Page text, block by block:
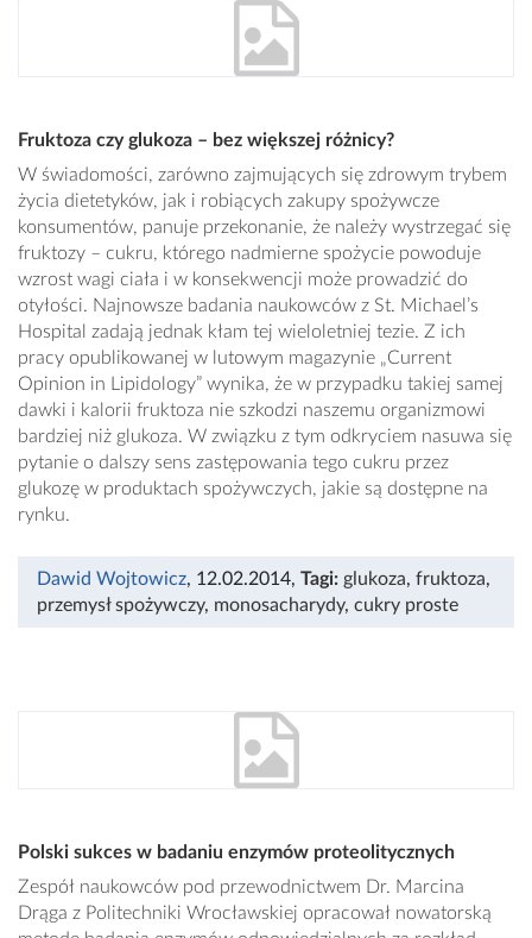
Fruktoza czy glukoza – bez większej różnicy?
W świadomości, zarówno zajmujących się zdrowym trybem
życia dietetyków, jak i robiących zakupy spożywcze
konsumentów, panuje przekonanie, że należy wystrzegać się
fruktozy – cukru, którego nadmierne spożycie powoduje
wzrost wagi ciała i w konsekwencji może prowadzić do
otyłości. Najnowsze badania naukowców z St. Michael’s
Hospital zadają jednak kłam tej wieloletniej tezie. Z ich
pracy opublikowanej w lutowym magazynie „Current
Opinion in Lipidology” wynika, że w przypadku takiej samej
dawki i kalorii fruktoza nie szkodzi naszemu organizmowi
bardziej niż glukoza. W związku z tym odkryciem nasuwa się
pytanie o dalszy sens zastępowania tego cukru przez
glukozę w produktach spożywczych, jakie są dostępne na
rynku.
Dawid Wojtowicz, 12.02.2014, Tagi: glukoza, fruktoza,
przemysł spożywczy, monosacharydy, cukry proste
Polski sukces w badaniu enzymów proteolitycznych
Zespół naukowców pod przewodnictwem Dr. Marcina
Drąga z Politechniki Wrocławskiej opracował nowatorską